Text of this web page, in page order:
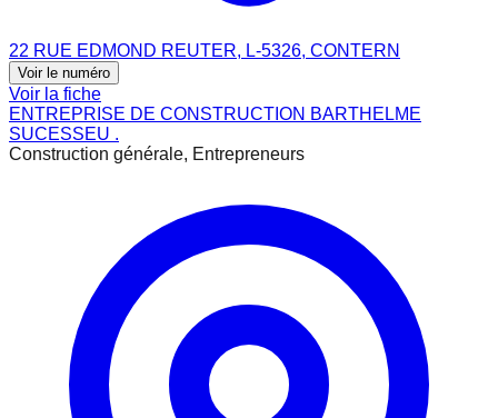
22 RUE EDMOND REUTER, L-5326, CONTERN
Voir le numéro
Voir la fiche
ENTREPRISE DE CONSTRUCTION BARTHELME
SUCESSEU .
Construction générale, Entrepreneurs